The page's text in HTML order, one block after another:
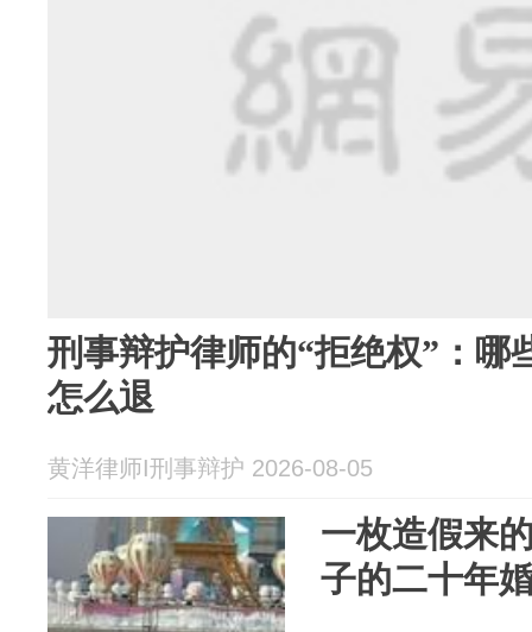
刑事辩护律师的“拒绝权”：哪
怎么退
黄洋律师I刑事辩护 2026-08-05
一枚造假来
子的二十年